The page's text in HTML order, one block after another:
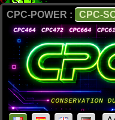
CPC-POWER : CPC-